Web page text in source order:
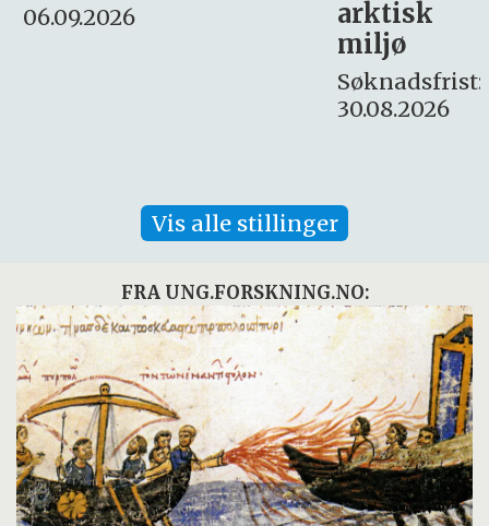
Søknadsfrist:
16. august.
Vis alle stillinger
FRA UNG.FORSKNING.NO: